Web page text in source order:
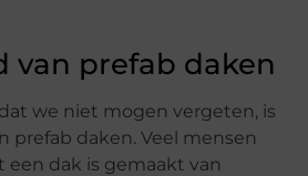
van prefab daken
we niet mogen vergeten, is
prefab daken. Veel mensen
dak is gemaakt van